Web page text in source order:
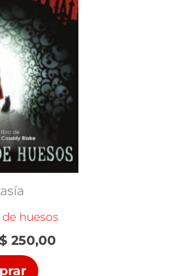
huesos
El
original
$ 250,00El